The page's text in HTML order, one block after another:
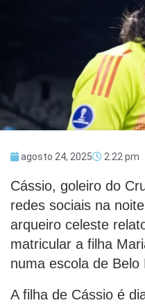
agosto 24, 2025 2:22 pm
Cássio, goleiro do
redes sociais na
arqueiro celeste
matricular a filha
numa escola de Belo
A filha de Cássio é